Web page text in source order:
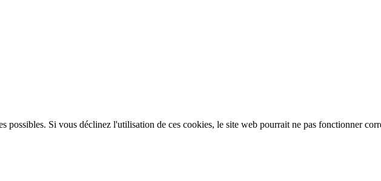
possibles. Si vous déclinez l'utilisation de ces cookies, le site web pourrait ne pas fonctionner